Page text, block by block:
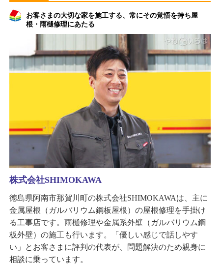
お客さまの大切な家を施工する、常にその覚悟を持ち屋
根・雨樋修理にあたる
株式会社SHIMOKAWA
徳島県阿南市那賀川町の株式会社SHIMOKAWAは、主に
金属屋根（ガルバリウム鋼板屋根）の屋根修理を手掛け
る工事店です。雨樋修理や金属系外壁（ガルバリウム鋼
板外壁）の施工も行います。「優しい感じで話しやす
い」とお客さまに評判の代表が、問題解決のため親身に
相談に乗っています。